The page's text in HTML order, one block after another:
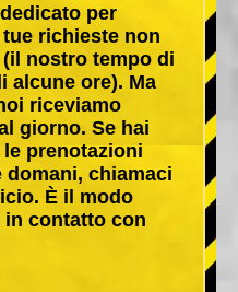
per
richieste non
nostro tempo di
alcune ore). Ma
riceviamo
giorno. Se hai
prenotazioni
chiamaci
È il modo
contatto con